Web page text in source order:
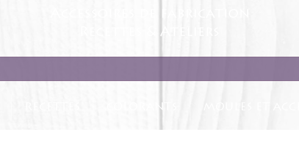
Recettes & Ateliers
COLORANTS